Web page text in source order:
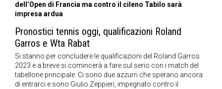
dell’Open di Francia ma contro il cileno Tabilo sarà
impresa ardua
Pronostici tennis oggi, qualificazioni Roland
Garros e Wta Rabat
Si stanno per concludere le qualificazioni del Roland Garros
2023 e a breve si comincerà a fare sul serio con i match del
tabellone principale. Ci sono due azzurri che sperano ancora
di entrarci e sono Giulio Zeppieri, impegnato contro il